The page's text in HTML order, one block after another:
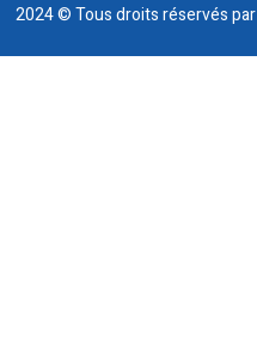
2024 © Tous droits réservés par